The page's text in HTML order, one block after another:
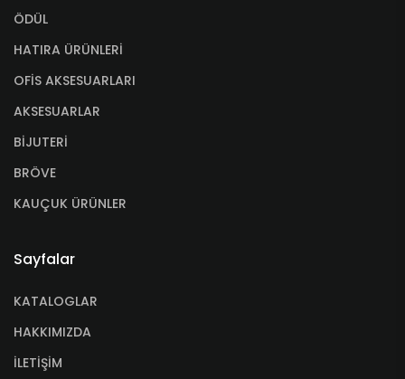
ÖDÜL
HATIRA ÜRÜNLERİ
OFİS AKSESUARLARI
AKSESUARLAR
BİJUTERİ
BRÖVE
KAUÇUK ÜRÜNLER
Sayfalar
KATALOGLAR
HAKKIMIZDA
İLETİŞİM